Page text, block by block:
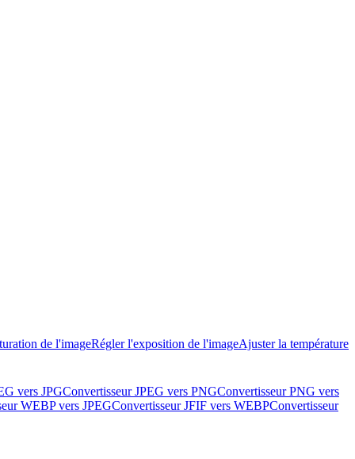
de l'imageRégler l'exposition de l'imageAjuster la température
vers JPGConvertisseur JPEG vers PNGConvertisseur PNG vers
WEBP vers JPEGConvertisseur JFIF vers WEBPConvertisseur